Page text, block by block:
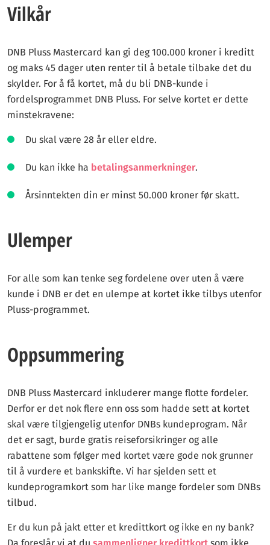
Vilkår
DNB Pluss Mastercard kan gi deg 100.000 kroner i kreditt
og maks 45 dager uten renter til å betale tilbake det du
skylder. For å få kortet, må du bli DNB-kunde i
fordelsprogrammet DNB Pluss. For selve kortet er dette
minstekravene:
Du skal være 28 år eller eldre.
Du kan ikke ha betalingsanmerkninger.
Årsinntekten din er minst 50.000 kroner før skatt.
Ulemper
For alle som kan tenke seg fordelene over uten å være
kunde i DNB er det en ulempe at kortet ikke tilbys utenfor
Pluss-programmet.
Oppsummering
DNB Pluss Mastercard inkluderer mange flotte fordeler.
Derfor er det nok flere enn oss som hadde sett at kortet
skal være tilgjengelig utenfor DNBs kundeprogram. Når
det er sagt, burde gratis reiseforsikringer og alle
rabattene som følger med kortet være gode nok grunner
til å vurdere et bankskifte. Vi har sjelden sett et
kundeprogramkort som har like mange fordeler som DNBs
tilbud.
Er du kun på jakt etter et kredittkort og ikke en ny bank?